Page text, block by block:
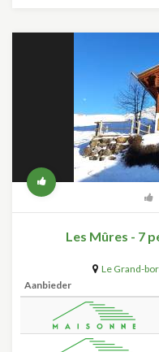
Les Mûres - 7
Le Grand-
Aanbieder